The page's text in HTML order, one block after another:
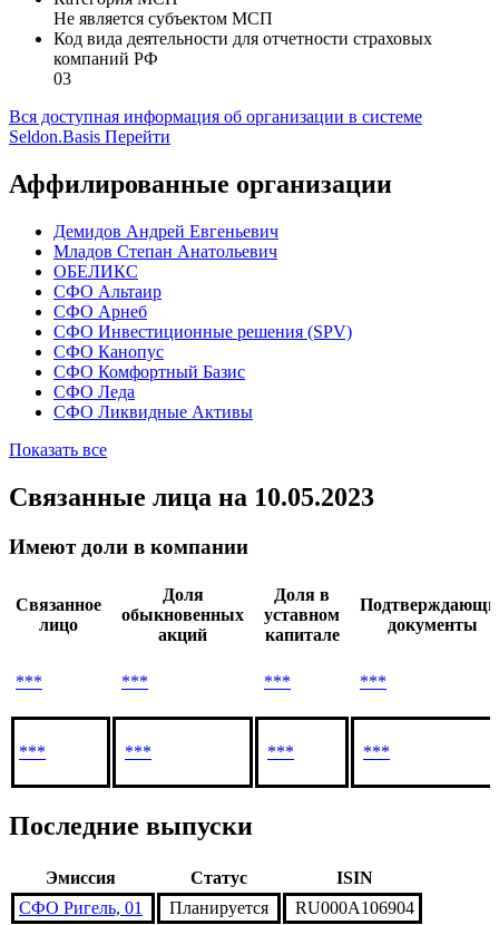
Не является субъектом МСП
Код вида деятельности для отчетности страховых
компаний РФ
03
Вся доступная информация об организации в системе
Seldon.Basis Перейти
Аффилированные организации
Демидов Андрей Евгеньевич
Младов Степан Анатольевич
ОБЕЛИКС
СФО Альтаир
СФО Арнеб
СФО Инвестиционные решения (SPV)
СФО Канопус
СФО Комфортный Базис
СФО Леда
СФО Ликвидные Активы
Показать все
Связанные лица на 10.05.2023
Имеют доли в компании
Связанное
лицо
Доля
обыкновенных
акций
Доля в
уставном
капитале
документы
*** *** *** ***
*** *** *** ***
Последние выпуски
Эмиссия Статус
ISIN
СФО Ригель, 01
Планируется RU000A106904